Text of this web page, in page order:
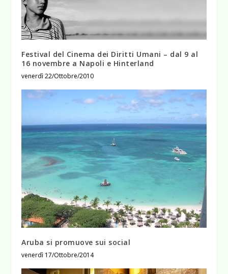
Festival del Cinema dei Diritti Umani – dal 9 al
venerdì 22/Ottobre/2010
Aruba si promuove sui social
venerdì 17/Ottobre/2014